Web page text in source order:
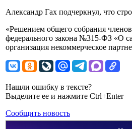
Александр Гах подчеркнул, что
«Решением общего собрания
федерального закона №315-ФЗ «О
организация некоммерческое
Нашли ошибку в тексте?
Выделите ее и нажмите Ctrl+Enter
Сообщить новость